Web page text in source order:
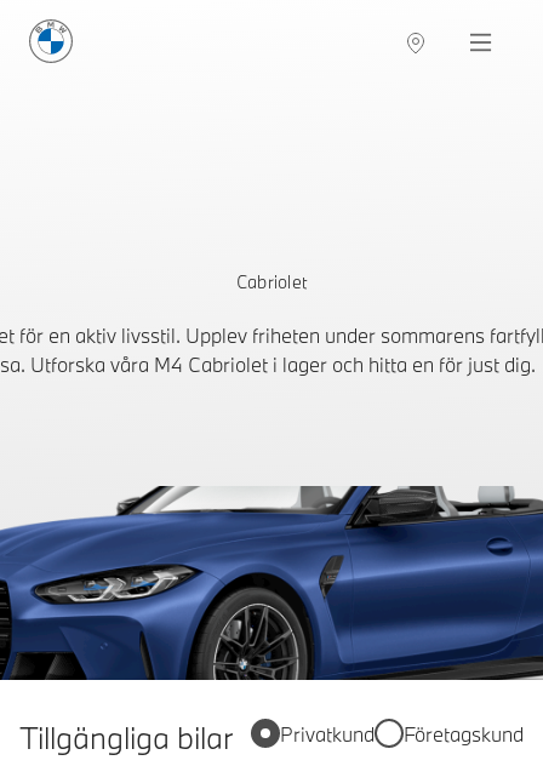
BMW Sverige Navigation
Cabriolet
för en aktiv livsstil. Upplev friheten under sommarens
Utforska våra M4 Cabriolet i lager och hitta en för just dig.
Tillgängliga bilar Privatkund Företagskund